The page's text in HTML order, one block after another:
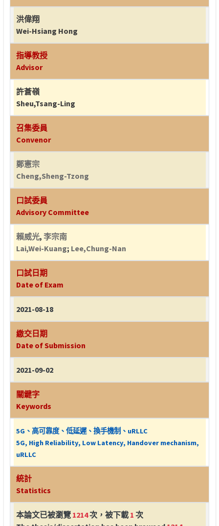
洪偉翔
Wei-Hsiang Hong
指導教授
Advisor
許蒼嶺
Sheu,Tsang-Ling
召集委員
Convenor
鄭憲宗
Cheng,Sheng-Tzong
口試委員
Advisory Committee
賴威光, 李宗南
Lai,Wei-Kuang; Lee,Chung-Nan
口試日期
Date of Exam
2021-08-18
繳交日期
Date of Submission
2021-09-02
關鍵字
Keywords
5G、高可靠度、低延遲、換手機制、uRLLC
5G, High Reliability, Low Latency, Handover mechanism,
uRLLC
統計
Statistics
本論文已被瀏覽 1214次，被下載 1 次